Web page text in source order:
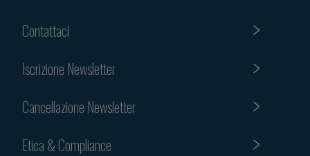
Contattaci
Iscrizione Newsletter
Cancellazione Newsletter
Etica & Compliance